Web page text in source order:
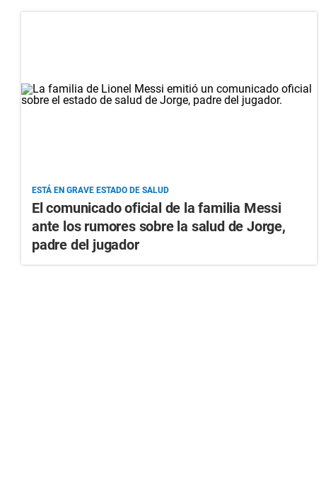
ESTÁ EN GRAVE ESTADO DE SALUD
El comunicado oficial de la familia Messi
ante los rumores sobre la salud de Jorge,
padre del jugador